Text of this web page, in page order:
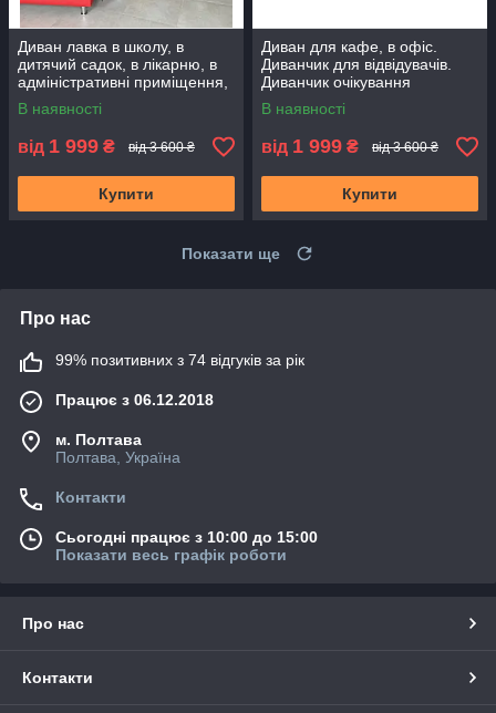
Диван лавка в школу, в
дитячий садок, в лікарню, в
адміністративні приміщення,
в бомбосховища, в офіс
В наявності
від 1 999 ₴ від 3 600 ₴
Купити
Диван для кафе, в офіс.
Диванчик для відвідувачів.
Диванчик очікування
В наявності
від 1 999 ₴ від 3 600 ₴
Купити
Показати ще
Про нас
99% позитивних з 74 відгуків за рік
Працює з 06.12.2018
м. Полтава
Полтава, Україна
Контакти
Сьогодні працює з 10:00 до 15:00
Показати весь графік роботи
Про нас
Контакти